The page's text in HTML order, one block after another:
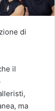
di
il
ma